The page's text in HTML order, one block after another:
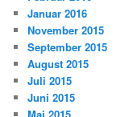
Januar 2016
November 2015
September 2015
August 2015
Juli 2015
Juni 2015
Mai 2015